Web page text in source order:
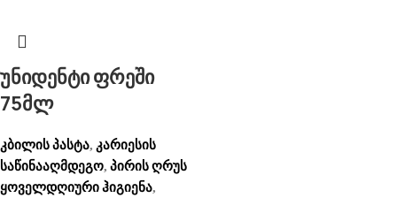
უნიდენტი ფრეში
75მლ
კბილის პასტა, კარიესის
საწინააღმდეგო, პირის ღრუს
ყოველდღიური ჰიგიენა,